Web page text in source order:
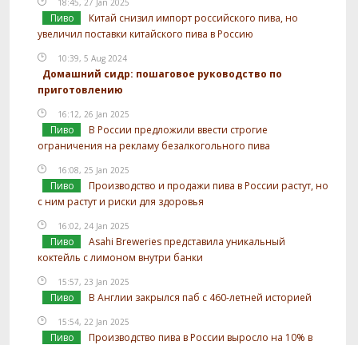
Пиво
Китай снизил импорт российского пива, но
увеличил поставки китайского пива в Россию
10:39, 5 Aug 2024
Домашний сидр: пошаговое руководство по
приготовлению
16:12, 26 Jan 2025
Пиво
В России предложили ввести строгие
ограничения на рекламу безалкогольного пива
16:08, 25 Jan 2025
Пиво
Производство и продажи пива в России растут, но
с ним растут и риски для здоровья
16:02, 24 Jan 2025
Пиво
Asahi Breweries представила уникальный
коктейль с лимоном внутри банки
15:57, 23 Jan 2025
Пиво В Англии закрылся паб с 460-летней историей
15:54, 22 Jan 2025
Пиво
Производство пива в России выросло на 10% в